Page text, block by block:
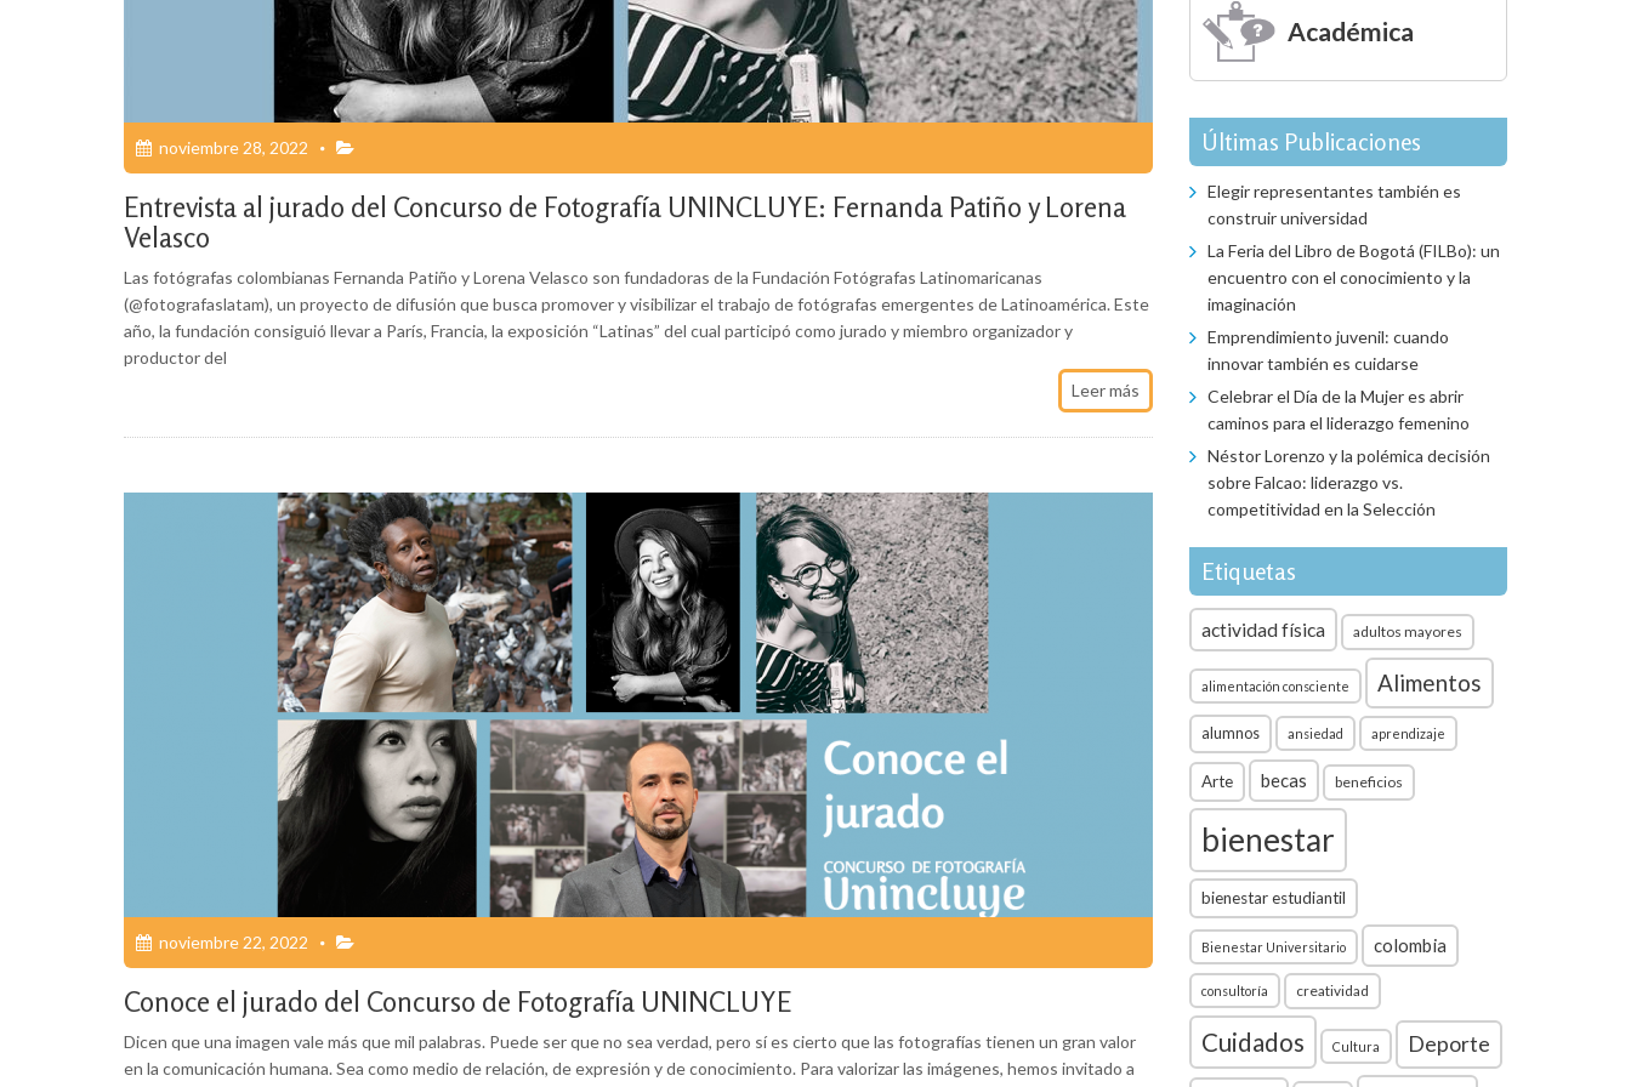
noviembre 28, 2022
Entrevista al jurado del Concurso de Fotografía UNINCLUYE: Fernanda Patiño y Lorena
Velasco
Las fotógrafas colombianas Fernanda Patiño y Lorena Velasco son fundadoras de la Fundación Fotógrafas Latinomaricanas
(@fotografaslatam), un proyecto de difusión que busca promover y visibilizar el trabajo de fotógrafas emergentes de Latinoamérica. Este
año, la fundación consiguió llevar a París, Francia, la exposición “Latinas” del cual participó como jurado y miembro organizador y
productor del
Leer más
noviembre 22, 2022
Conoce el jurado del Concurso de Fotografía UNINCLUYE
Dicen que una imagen vale más que mil palabras. Puede ser que no sea verdad, pero sí es cierto que las fotografías tienen un gran valor
en la comunicación humana. Sea como medio de relación, de expresión y de conocimiento. Para valorizar las imágenes, hemos invitado a
Académica
Últimas Publicaciones
Elegir representantes también es
construir universidad
La Feria del Libro de Bogotá (FILBo): un
encuentro con el conocimiento y la
imaginación
Emprendimiento juvenil: cuando
innovar también es cuidarse
Celebrar el Día de la Mujer es abrir
caminos para el liderazgo femenino
Néstor Lorenzo y la polémica decisión
sobre Falcao: liderazgo vs.
competitividad en la Selección
Etiquetas
actividad física adultos mayores
alimentación consciente Alimentos
alumnos ansiedad aprendizaje
Arte becas beneficios
bienestar
bienestar estudiantil
Bienestar Universitario colombia
consultoría creatividad
Cuidados Cultura Deporte